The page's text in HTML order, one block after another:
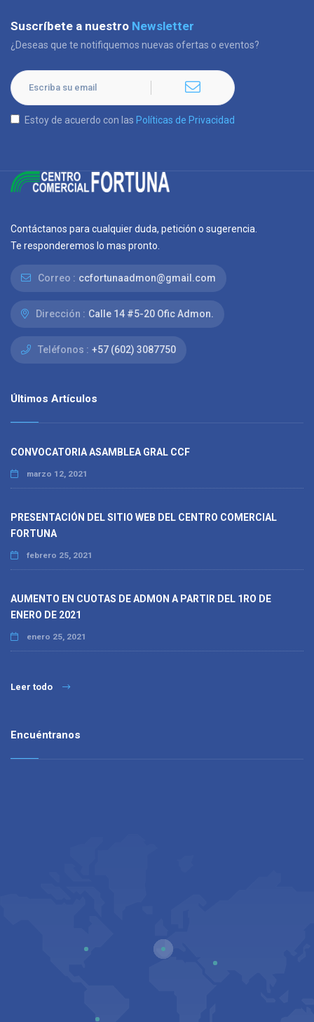
Suscríbete a nuestro Newsletter
¿Deseas que te notifiquemos nuevas ofertas o eventos?
Estoy de acuerdo con las Políticas de Privacidad
Contáctanos para cualquier duda, petición o sugerencia.
Te responderemos lo mas pronto.
Correo : ccfortunaadmon@gmail.com
Dirección : Calle 14 #5-20 Ofic Admon.
Teléfonos : +57 (602) 3087750
Últimos Artículos
CONVOCATORIA ASAMBLEA GRAL CCF
marzo 12, 2021
PRESENTACIÓN DEL SITIO WEB DEL CENTRO COMERCIAL
FORTUNA
febrero 25, 2021
AUMENTO EN CUOTAS DE ADMON A PARTIR DEL 1RO DE
ENERO DE 2021
enero 25, 2021
Leer todo
Encuéntranos